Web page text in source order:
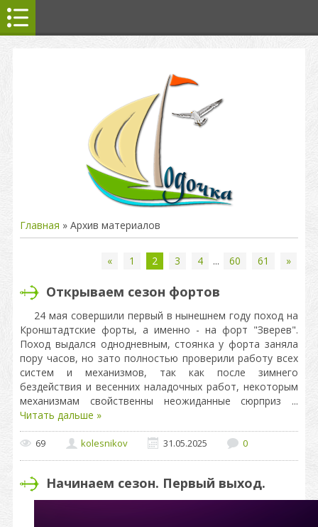
Главная » Архив материалов
« 1 2 3 4 ... 60 61 »
Открываем сезон фортов
24 мая совершили первый в нынешнем году поход на
Кронштадтские форты, а именно - на форт "Зверев".
Поход выдался однодневным, стоянка у форта заняла
пору часов, но зато полностью проверили работу всех
систем и механизмов, так как после зимнего
бездействия и весенних наладочных работ, некоторым
механизмам свойственны неожиданные сюрприз ...
Читать дальше »
69 kolesnikov 31.05.2025 0
Начинаем сезон. Первый выход.